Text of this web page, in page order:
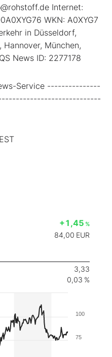
Internet:
WKN: A0XYG7
in Düsseldorf,
München,
News ID: 2277178
Service ---------------
+1,45 %
84,00 EUR
3,33
0,03 %
75
100